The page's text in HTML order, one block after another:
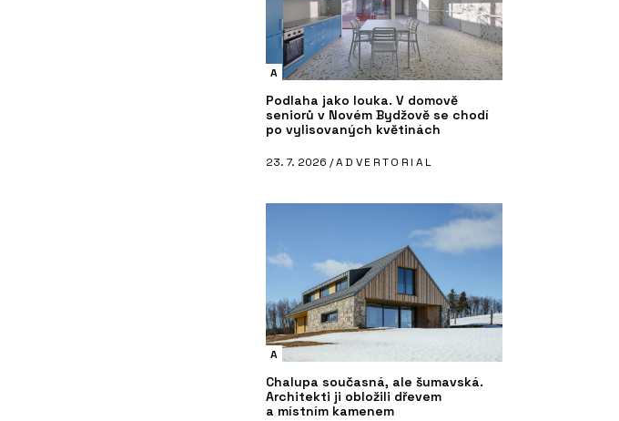
A
Podlaha jako louka. V domově
seniorů v Novém Bydžově se chodí
po vylisovaných květinách
23. 7. 2026 /ADVERTORIAL
A
Chalupa současná, ale šumavská.
Architekti ji obložili dřevem
a místním kamenem